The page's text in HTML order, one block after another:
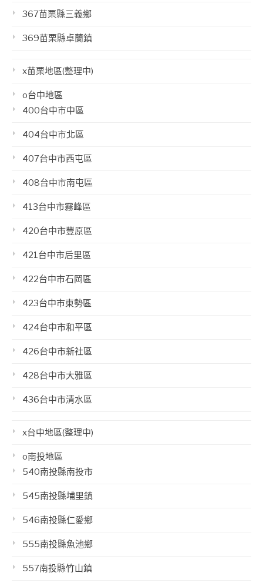
367苗栗縣三義鄉
369苗栗縣卓蘭鎮
x苗栗地區(整理中)
o台中地區
400台中市中區
404台中市北區
407台中市西屯區
408台中市南屯區
413台中市霧峰區
420台中市豐原區
421台中市后里區
422台中市石岡區
423台中市東勢區
424台中市和平區
426台中市新社區
428台中市大雅區
436台中市清水區
x台中地區(整理中)
o南投地區
540南投縣南投市
545南投縣埔里鎮
546南投縣仁愛鄉
555南投縣魚池鄉
557南投縣竹山鎮